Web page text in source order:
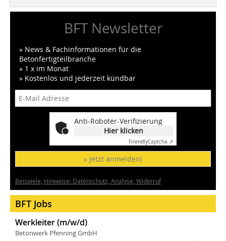
BFT Newsletter
» News & Fachinformationen für die
Betonfertigteilbranche
» 1 x im Monat
» Kostenlos und jederzeit kündbar
Anti-Roboter-Verifizierung
Hier klicken
FriendlyCaptcha ⇗
» Jetzt anmelden!
Beispiele, Hinweise: Datenschutz, Analyse, Widerruf
BFT Jobs
Werkleiter (m/w/d)
Betonwerk Pfenning GmbH